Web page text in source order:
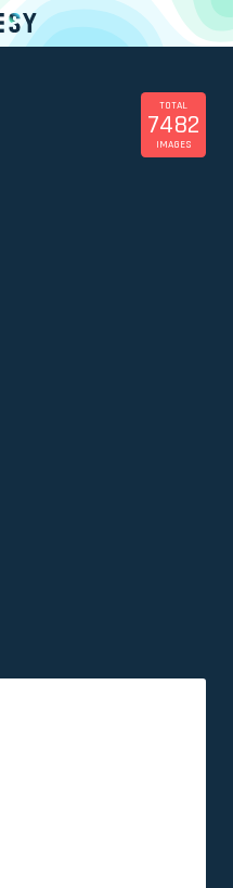
TOTAL
7482
IMAGES